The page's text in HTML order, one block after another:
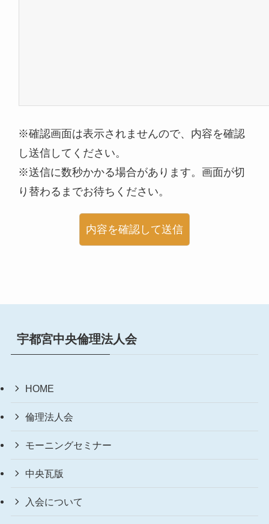
※確認画面は表示されませんので、内容を確認
し送信してください。
※送信に数秒かかる場合があります。画面が切
り替わるまでお待ちください。
宇都宮中央倫理法人会
HOME
倫理法人会
モーニングセミナー
中央瓦版
入会について